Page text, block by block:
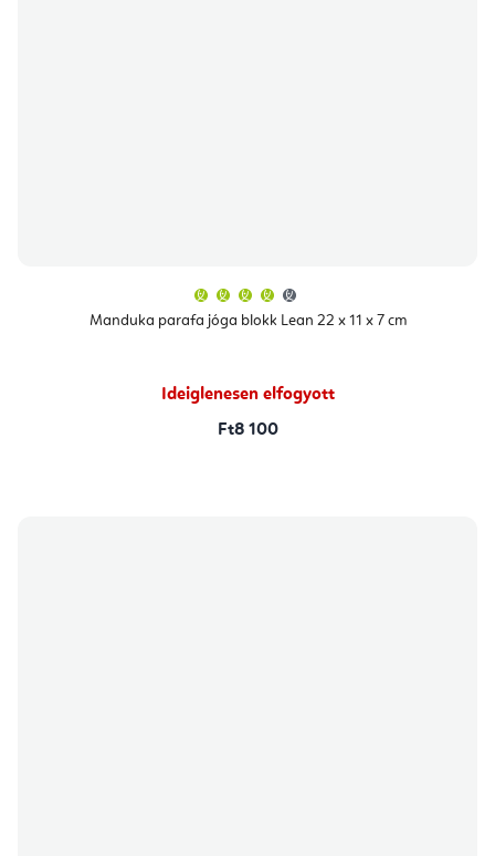
Manduka parafa jóga blokk Lean 22 x 11 x 7 cm
átlagos
értékelése
Ideiglenesen elfogyott
Ft8 100